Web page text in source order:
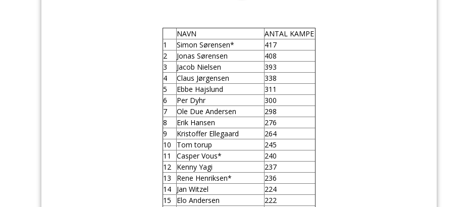
NAVN
ANTAL KAMPE
1
Simon Sørensen*
417
2
Jonas Sørensen
408
3
Jacob Nielsen
393
4
Claus Jørgensen
338
5
Ebbe Hajslund
311
6
Per Dyhr
300
7
Ole Due Andersen
298
8
Erik Hansen
276
9
Kristoffer Ellegaard
264
10
Tom torup
245
11
Casper Vous*
240
12
Kenny Yagi
237
13
Rene Henriksen*
236
14
Jan Witzel
224
15
Elo Andersen
222